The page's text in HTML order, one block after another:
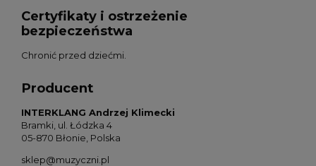
Certyfikaty i ostrzeżenie
bezpieczeństwa
Chronić przed dziećmi.
Producent
INTERKLANG Andrzej Klimecki
Bramki, ul. Łódzka 4
05-870 Błonie, Polska
sklep@muzyczni.pl